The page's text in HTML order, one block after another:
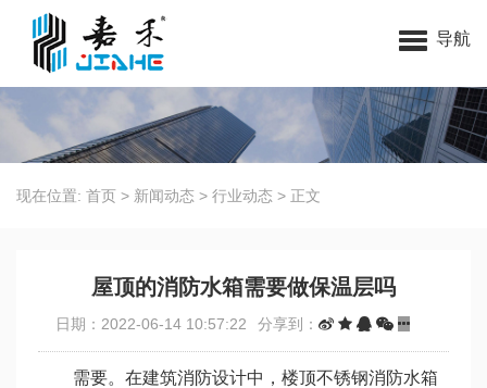
无锡嘉禾环保科技有限公司
导航
现在位置: 首页 > 新闻动态 > 行业动态 > 正文
屋顶的消防水箱需要做保温层吗
日期：2022-06-14 10:57:22 分享到：
需要。在建筑消防设计中，楼顶不锈钢消防水箱